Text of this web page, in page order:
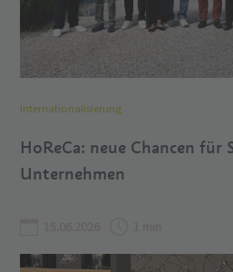
Internationalisierung
HoReCa: neue Chancen für
Unternehmen